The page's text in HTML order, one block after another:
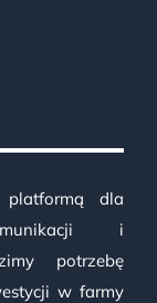
dla
i
potrzebę
w farmy